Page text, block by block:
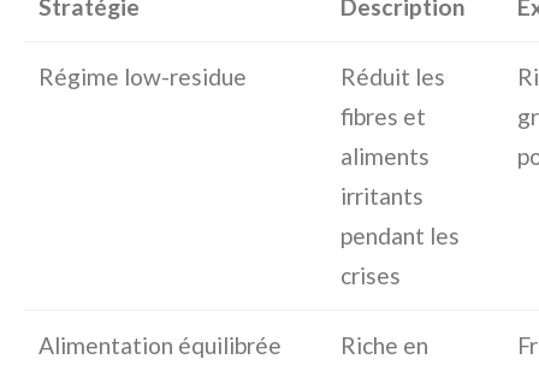
Stratégie Description
Régime low-residue
Réduit les
fibres et
aliments
irritants
pendant les
crises
Alimentation équilibrée
Riche en